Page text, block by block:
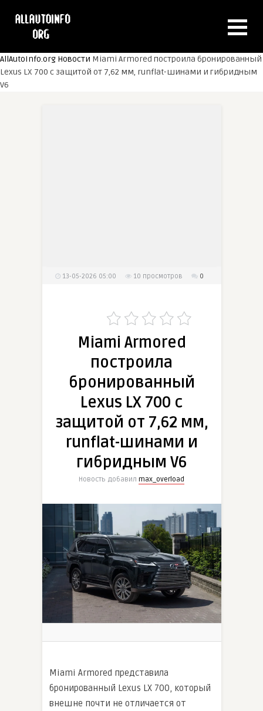
AllAutoInfo.org Новости Miami Armored построила бронированный
Lexus LX 700 с защитой от 7,62 мм, runflat-шинами и гибридным
V6
13-05-2026 05:00 10 просмотров 0
Miami Armored
построила
бронированный
Lexus LX 700 с
защитой от 7,62 мм,
runflat-шинами и
гибридным V6
Новость добавил max_overload
Miami Armored представила
бронированный Lexus LX 700, который
внешне почти не отличается от